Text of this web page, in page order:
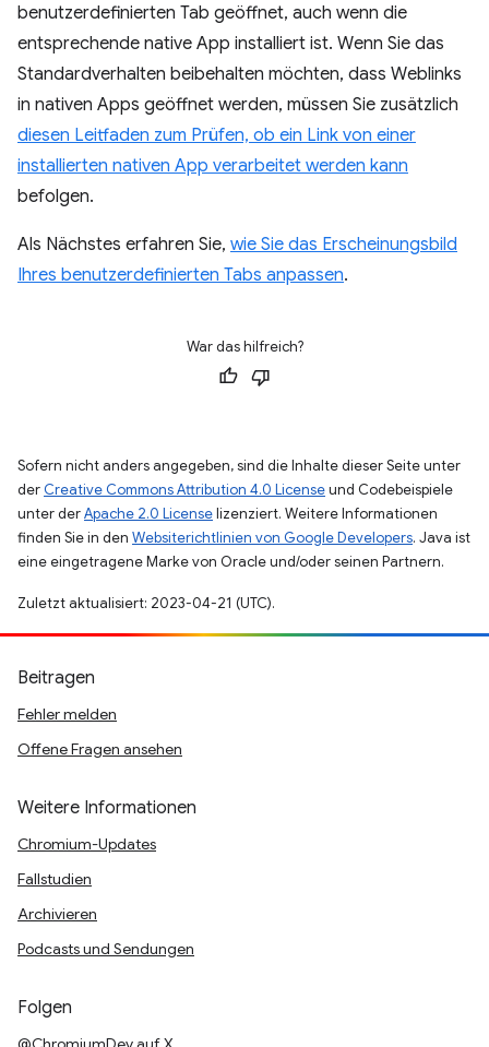
benutzerdefinierten Tab geöffnet, auch wenn die
entsprechende native App installiert ist. Wenn Sie das
Standardverhalten beibehalten möchten, dass Weblinks
in nativen Apps geöffnet werden, müssen Sie zusätzlich
diesen Leitfaden zum Prüfen, ob ein Link von einer
installierten nativen App verarbeitet werden kann
befolgen.
Als Nächstes erfahren Sie, wie Sie das Erscheinungsbild
Ihres benutzerdefinierten Tabs anpassen.
War das hilfreich?
Sofern nicht anders angegeben, sind die Inhalte dieser Seite unter
der Creative Commons Attribution 4.0 Licenseund Codebeispiele
unter derApache 2.0 Licenselizenziert. Weitere Informationen
finden Sie in den Websiterichtlinien von Google Developers. Java ist
eine eingetragene Marke von Oracle und/oder seinen Partnern.
Zuletzt aktualisiert: 2023-04-21 (UTC).
Beitragen
Fehler melden
Offene Fragen ansehen
Weitere Informationen
Chromium-Updates
Fallstudien
Archivieren
Podcasts und Sendungen
Folgen